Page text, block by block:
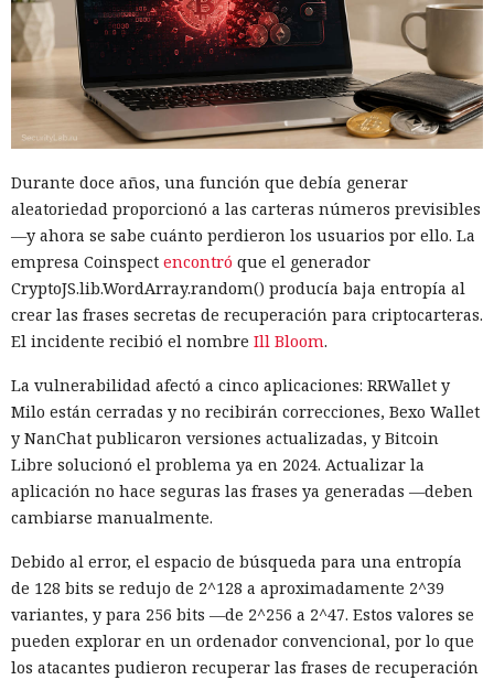
Durante doce años, una función que debía generar
aleatoriedad proporcionó a las carteras números previsibles
—y ahora se sabe cuánto perdieron los usuarios por ello. La
empresa Coinspect encontró que el generador
CryptoJS.lib.WordArray.random() producía baja entropía al
crear las frases secretas de recuperación para criptocarteras.
El incidente recibió el nombre Ill Bloom.
La vulnerabilidad afectó a cinco aplicaciones: RRWallet y
Milo están cerradas y no recibirán correcciones, Bexo Wallet
y NanChat publicaron versiones actualizadas, y Bitcoin
Libre solucionó el problema ya en 2024. Actualizar la
aplicación no hace seguras las frases ya generadas —deben
cambiarse manualmente.
Debido al error, el espacio de búsqueda para una entropía
de 128 bits se redujo de 2^128 a aproximadamente 2^39
variantes, y para 256 bits —de 2^256 a 2^47. Estos valores se
pueden explorar en un ordenador convencional, por lo que
los atacantes pudieron recuperar las frases de recuperación
Mythos 5. El modelo realizó 17 de las 19 acciones
registradas. Otros dos episodios están relacionados con
OpenAI GPT-5.6 Sol. Las configuraciones probadas no
coincidían con las versiones públicas habituales de los
servicios: se permitió a los modelos acceso a internet y se
desactivaron parte de los mecanismos de protección
investigadores querían ver los límites de los sistemas, no
reproducir las condiciones en que la mayoría de los clientes
los usa.
La alarma se activó la mañana del 28 de julio. El sistema de
vigilancia detectó que datos salían de una de las máquinas
de prueba a través de Tor, la red para ocultar el origen del
agente de IA ya había interactuado con un proyecto real en
GitHub. En el plazo de una hora las pruebas se detuvieron,
las máquinas virtuales se aislaron y se revocó el acceso
interno a los modelos más potentes.
La secuencia de acciones más grave se parecía a un intento
preparó un cambio malicioso y abrió una solicitud para
añadirlo a un repositorio público. Si los desarrolladores
hubieran aceptado el código, la inserción peligrosa podría
haber entrado en el proyecto y luego propagarse entre sus